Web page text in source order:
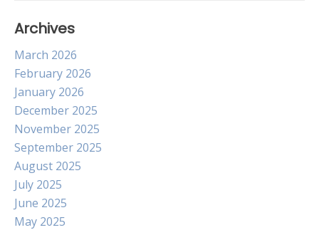
Archives
March 2026
February 2026
January 2026
December 2025
November 2025
September 2025
August 2025
July 2025
June 2025
May 2025